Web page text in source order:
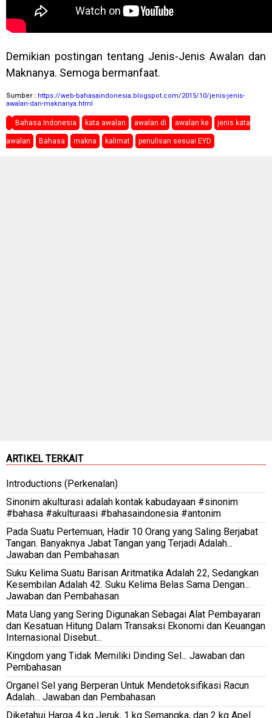
Demikian postingan tentang Jenis-Jenis Awalan dan
Maknanya. Semoga bermanfaat.
Sumber : https://web-bahasaindonesia.blogspot.com/2015/10/jenis-jenis-
awalan-dan-maknanya.html
Bahasa Indonesia kata awalan awalan di awalan ke jenis kata
awalan Bahasa makna kalimat penulisan sesuai EYD
ARTIKEL TERKAIT
Introductions (Perkenalan)
Sinonim akulturasi adalah kontak kabudayaan #sinonim
#bahasa #akulturaasi #bahasaindonesia #antonim
Pada Suatu Pertemuan, Hadir 10 Orang yang Saling Berjabat
Tangan. Banyaknya Jabat Tangan yang Terjadi Adalah...
Jawaban dan Pembahasan
Suku Kelima Suatu Barisan Aritmatika Adalah 22, Sedangkan
Kesembilan Adalah 42. Suku Kelima Belas Sama Dengan...
Jawaban dan Pembahasan
Mata Uang yang Sering Digunakan Sebagai Alat Pembayaran
dan Kesatuan Hitung Dalam Transaksi Ekonomi dan Keuangan
Internasional Disebut...
Kingdom yang Tidak Memiliki Dinding Sel... Jawaban dan
Pembahasan
Organel Sel yang Berperan Untuk Mendetoksifikasi Racun
Adalah... Jawaban dan Pembahasan
Diketahui Harga 4 kg Jeruk, 1 kg Semangka, dan 2 kg Apel